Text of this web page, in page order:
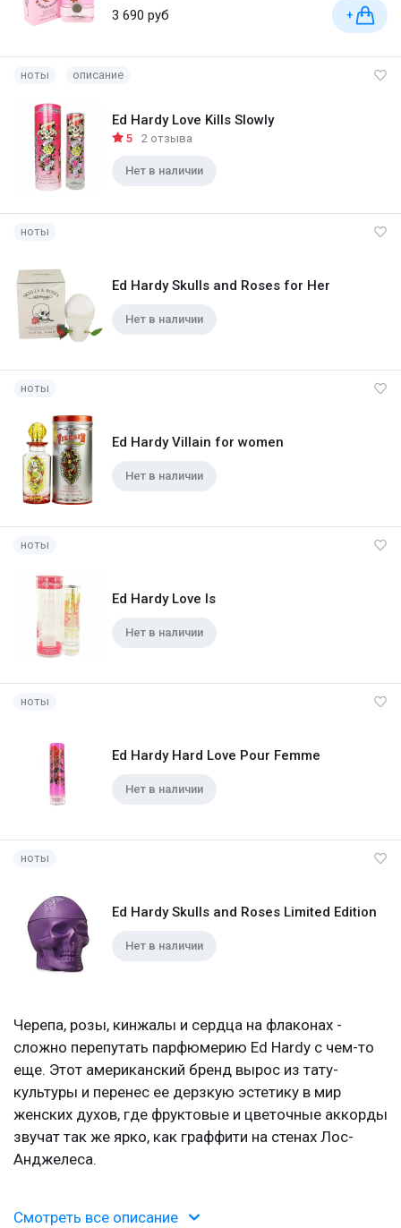
3 690 руб +
ноты описание
Ed Hardy Love Kills Slowly
5 2 отзыва
Нет в наличии
ноты
Ed Hardy Skulls and Roses for Her
Нет в наличии
ноты
Ed Hardy Villain for women
Нет в наличии
ноты
Ed Hardy Love Is
Нет в наличии
ноты
Ed Hardy Hard Love Pour Femme
Нет в наличии
ноты
Ed Hardy Skulls and Roses Limited Edition
Нет в наличии
Черепа, розы, кинжалы и сердца на флаконах -
сложно перепутать парфюмерию Ed Hardy с чем-то
еще. Этот американский бренд вырос из тату-
культуры и перенес ее дерзкую эстетику в мир
женских духов, где фруктовые и цветочные аккорды
звучат так же ярко, как граффити на стенах Лос-
Анджелеса.
Смотреть все описание